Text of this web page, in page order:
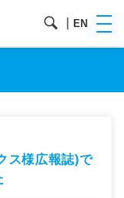
EN
ス様広報誌)で